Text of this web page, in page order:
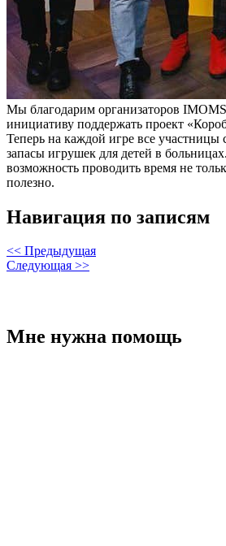
Мы благодарим организаторов
инициативу поддержать проект
Теперь на каждой игре все участницы
запасы игрушек для детей в
возможность проводить время не
полезно.
Навигация по записям
<< Предыдущая
Следующая >>
Мне нужна помощь